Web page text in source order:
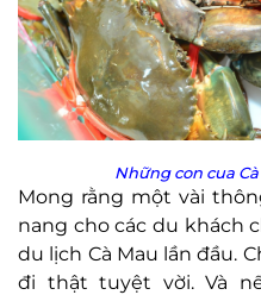
Những con cua
Mong rằng một vài
nang cho các du khách
du lịch Cà Mau lần đầu.
đi thật tuyệt vời. Và